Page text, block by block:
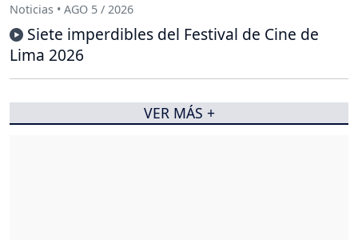
Noticias • AGO 5 / 2026
Siete imperdibles del Festival de Cine de
Lima 2026
VER MÁS +